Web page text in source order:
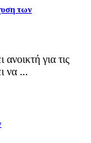
των
για τις
να ...